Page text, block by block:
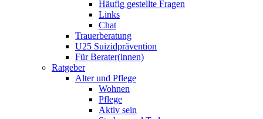
Häufig gestellte Fragen
Links
Chat
Trauerberatung
U25 Suizidprävention
Für Berater(innen)
Ratgeber
Alter und Pflege
Wohnen
Pflege
Aktiv sein